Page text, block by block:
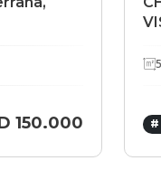
150.000 #